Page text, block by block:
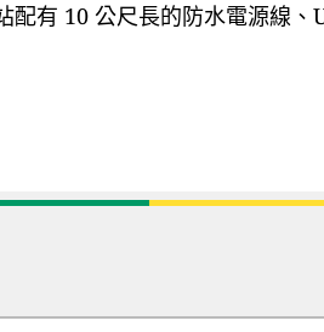
配有 10 公尺長的防水電源線、